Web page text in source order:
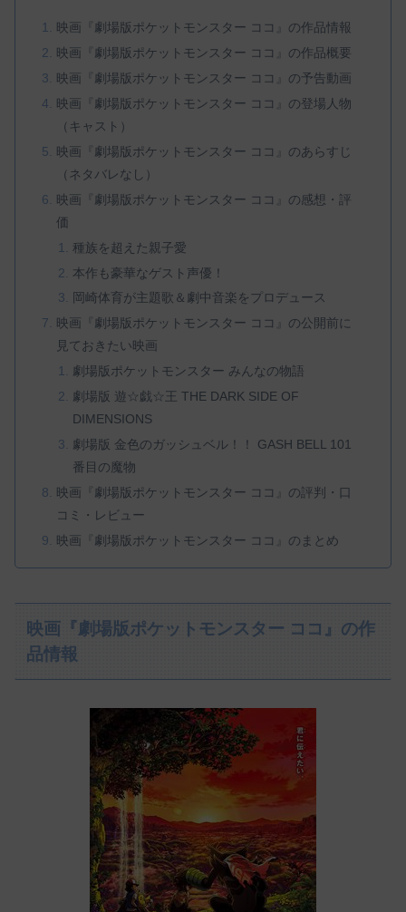
映画『劇場版ポケットモンスター ココ』の作品情報
映画『劇場版ポケットモンスター ココ』の作品概要
映画『劇場版ポケットモンスター ココ』の予告動画
映画『劇場版ポケットモンスター ココ』の登場人物
（キャスト）
映画『劇場版ポケットモンスター ココ』のあらすじ
（ネタバレなし）
映画『劇場版ポケットモンスター ココ』の感想・評
価
種族を超えた親子愛
本作も豪華なゲスト声優！
岡崎体育が主題歌＆劇中音楽をプロデュース
映画『劇場版ポケットモンスター ココ』の公開前に
見ておきたい映画
劇場版ポケットモンスター みんなの物語
劇場版 遊☆戯☆王 THE DARK SIDE OF
DIMENSIONS
劇場版 金色のガッシュベル！！ GASH BELL 101
番目の魔物
映画『劇場版ポケットモンスター ココ』の評判・口
コミ・レビュー
映画『劇場版ポケットモンスター ココ』のまとめ
映画『劇場版ポケットモンスター ココ』の作
品情報